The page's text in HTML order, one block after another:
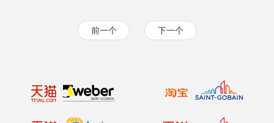
前一个 下一个